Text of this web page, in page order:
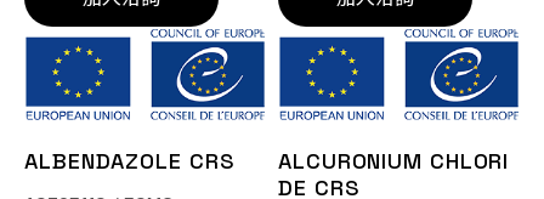
ALBENDAZOLE CRS
ALCURONIUM CHLORI
DE CRS